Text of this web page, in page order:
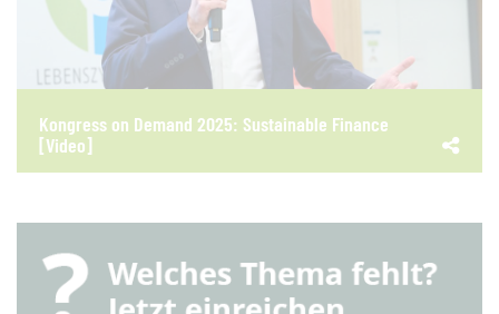
Kongress on Demand 2025: Sustainable Finance
[Video]